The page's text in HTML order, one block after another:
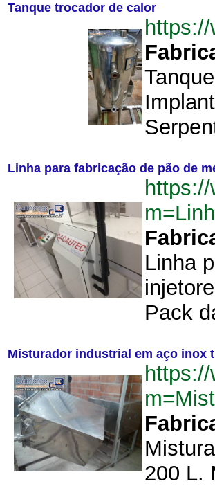
Tanque trocador de calor
Linha para fabricação de pão de
Linha
Pack
Misturador industrial em aço inox
200 L.